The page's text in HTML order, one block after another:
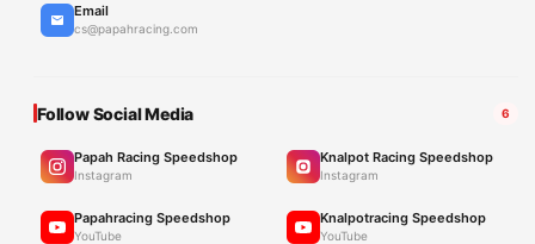
Email
cs@papahracing.com
Follow Social Media 6
Papah Racing Speedshop
Instagram
Knalpot Racing Speedshop
Instagram
Papahracing Speedshop
YouTube
Knalpotracing Speedshop
YouTube